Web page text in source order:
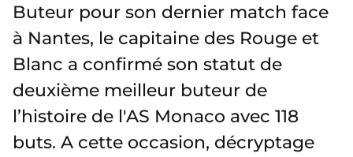
Buteur pour son dernier match face
à Nantes, le capitaine des Rouge et
Blanc a confirmé son statut de
deuxième meilleur buteur de
l’histoire de l'AS Monaco avec 118
buts. A cette occasion, décryptage